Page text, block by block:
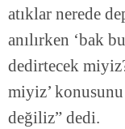
atıklar nerede
anılırken ‘bak
dedirtecek
miyiz’
değiliz” dedi.